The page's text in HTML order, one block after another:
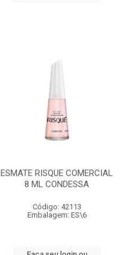
ESMATE RISQUE COMERCIAL
8 ML CONDESSA
Código: 42113
Embalagem: ES\6